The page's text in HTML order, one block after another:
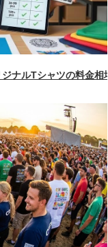
ナルTシャツの料金